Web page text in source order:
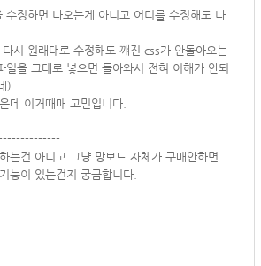
수정하면 나오는게 아니고 어디를 수정해도 나
시 원래대로 수정해도 꺠진 css가 안돌아오는
일을 그대로 넣으면 돌아와서 전혀 이해가 안되
)
데 이거때매 고민입니다.
는건 아니고 그냥 망보드 자체가 구매안하면
능이 있는건지 궁금합니다.